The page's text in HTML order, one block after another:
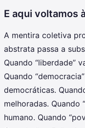
E aqui voltamos
A mentira coletiva
abstrata passa a
Quando “liberdade”
Quando
democráticas.
melhoradas. Quando
humano. Quando